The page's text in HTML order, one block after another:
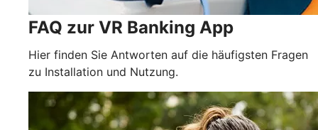
FAQ zur VR Banking App
Hier finden Sie Antworten auf die häufigsten Fragen
zu Installation und Nutzung.